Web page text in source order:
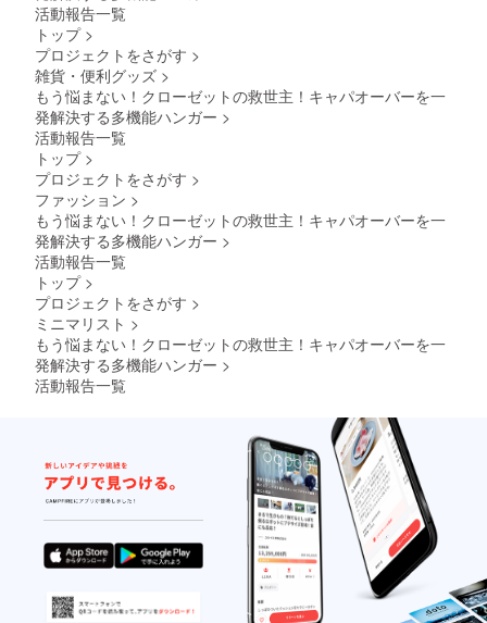
が販売
予定価
す。
活動報告一覧
トップ >
プロジェクトをさがす >
雑貨・便利グッズ >
もう悩まない！クローゼットの救世主！キャパオーバーを一
発解決する多機能ハンガー >
活動報告一覧
トップ >
プロジェクトをさがす >
ファッション >
もう悩まない！クローゼットの救世主！キャパオーバーを一
発解決する多機能ハンガー >
活動報告一覧
トップ >
プロジェクトをさがす >
ミニマリスト >
もう悩まない！クローゼットの救世主！キャパオーバーを一
発解決する多機能ハンガー >
活動報告一覧